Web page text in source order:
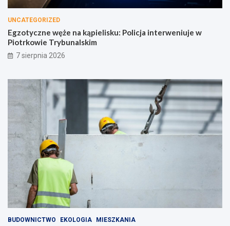
UNCATEGORIZED
Egzotyczne węże na kąpielisku: Policja interweniuje w
Piotrkowie Trybunalskim
7 sierpnia 2026
BUDOWNICTWO EKOLOGIA MIESZKANIA